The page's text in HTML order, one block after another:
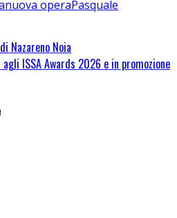
nuova operaPasquale
Nazareno Noia
ISSA Awards 2026 e in promozione